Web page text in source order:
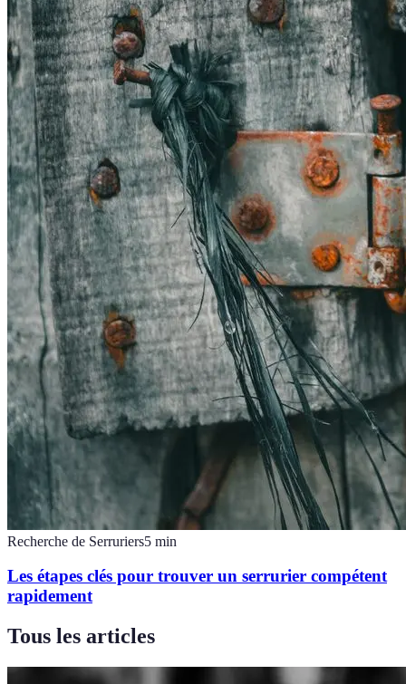
Recherche de Serruriers5 min
Les étapes clés pour trouver un serrurier compétent
rapidement
Tous les articles